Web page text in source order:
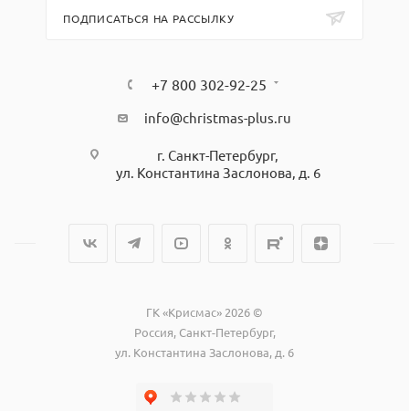
ПОДПИСАТЬСЯ НА РАССЫЛКУ
+7 800 302-92-25
info@christmas-plus.ru
г. Санкт-Петербург,
ул. Константина Заслонова, д. 6
ГК «Крисмас» 2026 ©
Россия, Санкт-Петербург,
ул. Константина Заслонова, д. 6